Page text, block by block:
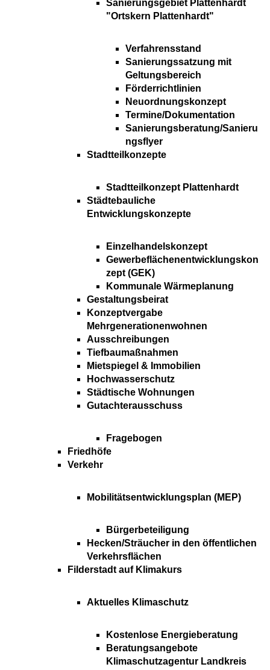
Sanierungsgebiet Plattenhardt
"Ortskern Plattenhardt"
Verfahrensstand
Sanierungssatzung mit
Geltungsbereich
Förderrichtlinien
Neuordnungskonzept
Termine/Dokumentation
Sanierungsberatung/Sanieru
ngsflyer
Stadtteilkonzepte
Stadtteilkonzept Plattenhardt
Städtebauliche
Entwicklungskonzepte
Einzelhandelskonzept
Gewerbeflächenentwicklungskon
zept (GEK)
Kommunale Wärmeplanung
Gestaltungsbeirat
Konzeptvergabe
Mehrgenerationenwohnen
Ausschreibungen
Tiefbaumaßnahmen
Mietspiegel & Immobilien
Hochwasserschutz
Städtische Wohnungen
Gutachterausschuss
Fragebogen
Friedhöfe
Verkehr
Mobilitätsentwicklungsplan (MEP)
Bürgerbeteiligung
Hecken/Sträucher in den öffentlichen
Verkehrsflächen
Filderstadt auf Klimakurs
Aktuelles Klimaschutz
Kostenlose Energieberatung
Beratungsangebote
Klimaschutzagentur Landkreis